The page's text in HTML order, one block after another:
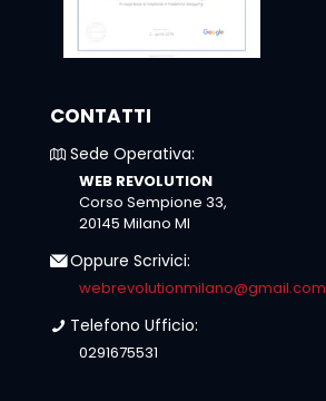
CONTATTI
Sede Operativa:
WEB REVOLUTION
Corso Sempione 33,
20145 Milano MI
Oppure Scrivici:
webrevolutionmilano@gmail.com
Telefono Ufficio:
0291675531